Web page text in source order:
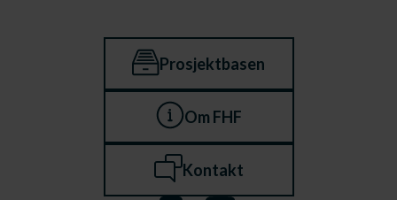
Prosjektbasen
Om FHF
Kontakt